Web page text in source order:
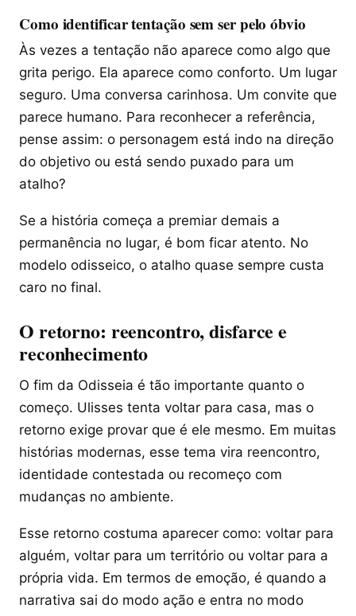
Como identificar tentação sem ser pelo óbvio
Às vezes a tentação não aparece como algo que
grita perigo. Ela aparece como conforto. Um lugar
seguro. Uma conversa carinhosa. Um convite que
parece humano. Para reconhecer a referência,
pense assim: o personagem está indo na direção
do objetivo ou está sendo puxado para um
atalho?
Se a história começa a premiar demais a
permanência no lugar, é bom ficar atento. No
modelo odisseico, o atalho quase sempre custa
caro no final.
O retorno: reencontro, disfarce e
reconhecimento
O fim da Odisseia é tão importante quanto o
começo. Ulisses tenta voltar para casa, mas o
retorno exige provar que é ele mesmo. Em muitas
histórias modernas, esse tema vira reencontro,
identidade contestada ou recomeço com
mudanças no ambiente.
Esse retorno costuma aparecer como: voltar para
alguém, voltar para um território ou voltar para a
própria vida. Em termos de emoção, é quando a
narrativa sai do modo ação e entra no modo